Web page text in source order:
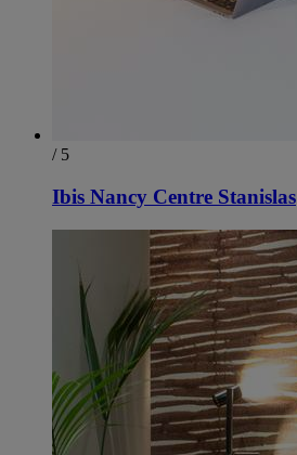
/ 5
Ibis Nancy Centre Stanislas